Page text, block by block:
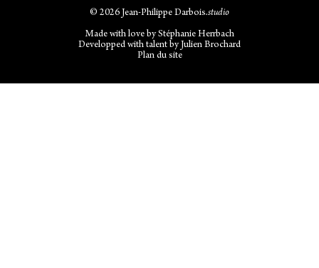
© 2026 Jean-Philippe Darbois.studio
Made with love byStéphanie Herrbach
Developped with talent by Julien Brochard
Plan du site